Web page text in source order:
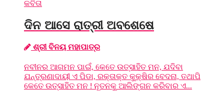
କବିତା
ଦିନ ଆସେ ରାତ୍ରୀ ଅବଶେଷେ
ଶ୍ରୀ ବିନୟ ମହାପାତ୍ର
ନବୀନର ଆଗମନ ପାଇଁ, କେତେ ଉତ୍ସାହିତ ମନ, ଯଦିବା
ଯନ୍ତ୍ରଣାଦାୟୀ ଏ ପିଡା, ରକ୍ତାକ୍ତ କୁକ୍ଷିର ବେଦନା, ତଥାପି
କେତେ ଉତ୍ସାହିତ ମନ ! ନୂତନକୁ ଆଲିଙ୍ଗନ କରିବାର ଏ...